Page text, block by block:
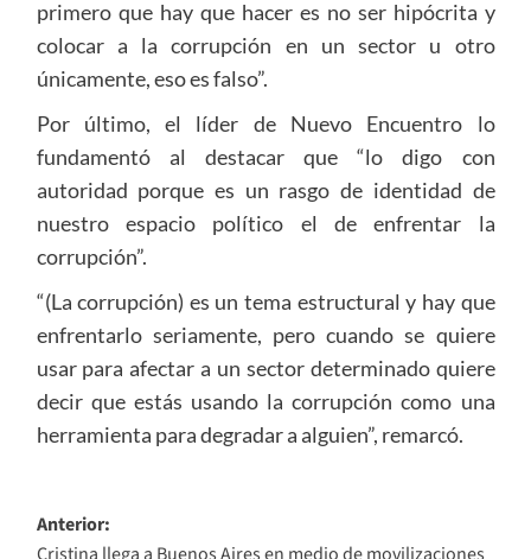
primero que hay que hacer es no ser hipócrita y
colocar a la corrupción en un sector u otro
únicamente, eso es falso”.
Por último, el líder de Nuevo Encuentro lo
fundamentó al destacar que “lo digo con
autoridad porque es un rasgo de identidad de
nuestro espacio político el de enfrentar la
corrupción”.
“(La corrupción) es un tema estructural y hay que
enfrentarlo seriamente, pero cuando se quiere
usar para afectar a un sector determinado quiere
decir que estás usando la corrupción como una
herramienta para degradar a alguien”, remarcó.
Navegación
Anterior: